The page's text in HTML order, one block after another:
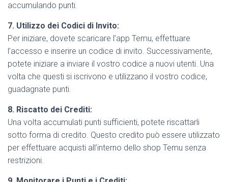
accumulando punti.
7. Utilizzo dei Codici di Invito:
Per iniziare, dovete scaricare l’app Temu, effettuare
l’accesso e inserire un codice di invito. Successivamente,
potete iniziare a inviare il vostro codice a nuovi utenti. Una
volta che questi si iscrivono e utilizzano il vostro codice,
guadagnate punti.
8. Riscatto dei Crediti:
Una volta accumulati punti sufficienti, potete riscattarli
sotto forma di credito. Questo credito può essere utilizzato
per effettuare acquisti all’interno dello shop Temu senza
restrizioni.